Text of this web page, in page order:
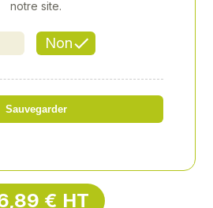
Ø 35
- 4 M
€ HT
Non
notre site.
Sauvegarder